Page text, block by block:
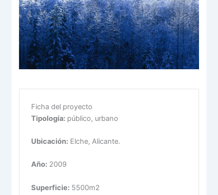
Ficha del proyecto
Tipología:público, urbano
Ubicación:Elche, Alicante.
Año:2009
Superficie:5500m2